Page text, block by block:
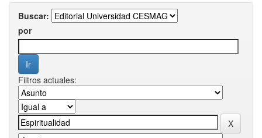
Buscar:
por
Filtros actuales: